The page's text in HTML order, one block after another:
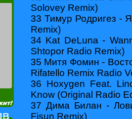
Solovey Remix)
33 Тимур Родригез -
Remix)
34 Kat DeLuna -
Shtopor Radio Remix)
35 Митя Фомин -
Rifatello Remix Radio
36 Hoxygen Feat.
Know (Original Radio
37 Дима Билан -
Fisun Remix)